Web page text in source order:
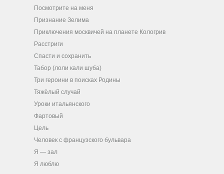
Посмотрите на меня
Признание Зелима
Приключения москвичей на планете Кологрив
Расстриги
Спасти и сохранить
Табор (лоли кали шуба)
Три героини в поисках Родины
Тяжёлый случай
Уроки итальянского
Фартовый
Цель
Человек с французского бульвара
Я — зал
Я люблю